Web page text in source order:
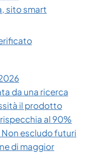
sito smart
da una ricerca
il prodotto
al 90%
escludo futuri
di maggior